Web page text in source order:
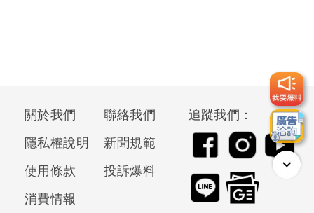
關於我們
聯絡我們
隱私權說明
新聞規範
使用條款
投訴爆料
消費情報
追蹤我們：